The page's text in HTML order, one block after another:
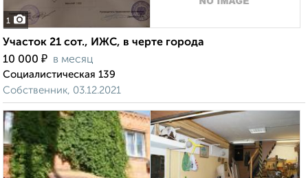
1
Участок 21 сот., ИЖС, в черте города
10 000 ₽ в месяц
Социалистическая 139
Собственник, 03.12.2021